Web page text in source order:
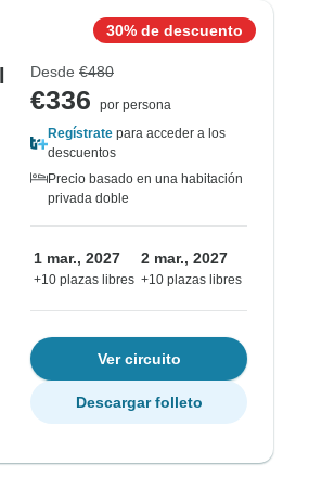
30% de descuento
Desde €480
€336
por persona
Regístrate para acceder a los
descuentos
Precio basado en una habitación
privada doble
1 mar., 2027
+10 plazas libres
2 mar., 2027
+10 plazas libres
Ver circuito
Descargar folleto